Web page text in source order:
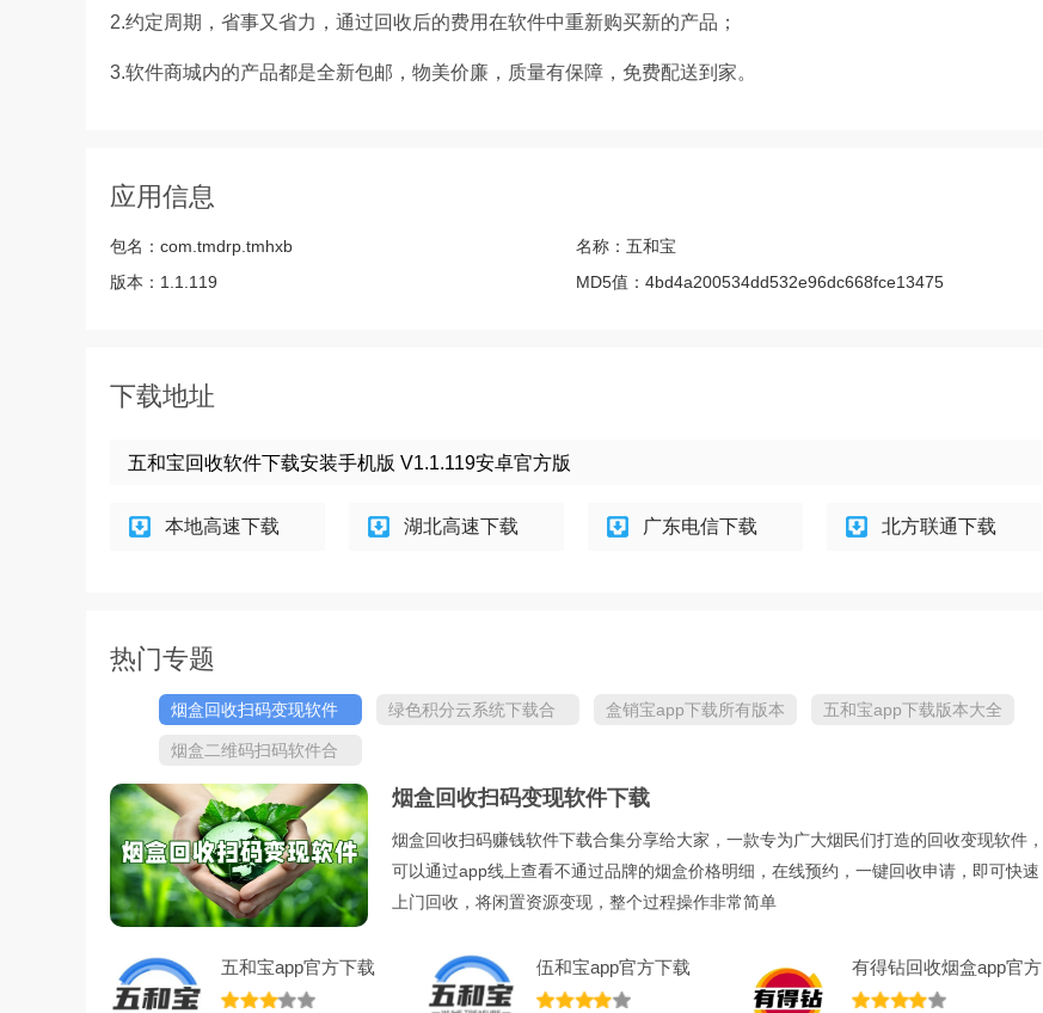
2.约定周期，省事又省力，通过回收后的费用在软件中重新购买新的产品；
3.软件商城内的产品都是全新包邮，物美价廉，质量有保障，免费配送到家。
应用信息
包名： com.tmdrp.tmhxb 名称： 五和宝
版本： 1.1.119 MD5值： 4bd4a200534dd532e96dc668fce13475
下载地址
五和宝回收软件下载安装手机版 V1.1.119安卓官方版
本地高速下载 湖北高速下载 广东电信下载 北方联通下载
热门专题
烟盒回收扫码变现软件
下载
绿色积分云系统下载合
盒销宝app下载所有版本 五和宝app下载版本大全
烟盒二维码扫码软件合
集
烟盒回收扫码变现软件下载
烟盒回收扫码赚钱软件下载合集分享给大家，一款专为广大烟民们打造的回收变现软件，
可以通过app线上查看不通过品牌的烟盒价格明细，在线预约，一键回收申请，即可快速
上门回收，将闲置资源变现，整个过程操作非常简单
五和宝app官方下载
2023安卓手机版v
伍和宝app官方下载
2023最新版本(五
有得钻回收烟盒app官方
下载2023最新